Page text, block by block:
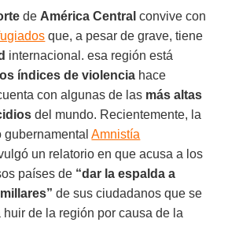
de América Central convive con
que, a pesar de grave, tiene
internacional. esa región está
índices de violencia hace
con algunas de las más altas
del mundo. Recientemente, la
gubernamentalAmnistía
un relatorio en que acusa a los
países de “dar la espalda a
de sus ciudadanos que se
de la región por causa de la